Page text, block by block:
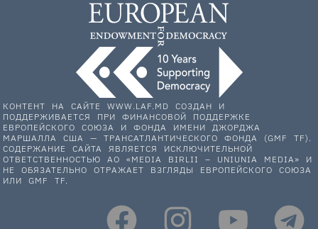
КОНТЕНТ НА САЙТЕ WWW.LAF.MD СОЗДАН И
ПОДДЕРЖИВАЕТСЯ ПРИ ФИНАНСОВОЙ ПОДДЕРЖКЕ
ЕВРОПЕЙСКОГО СОЮЗА И ФОНДА ИМЕНИ ДЖОРДЖА
МАРШАЛЛА США — ТРАНСАТЛАНТИЧЕСКОГО ФОНДА (GMF TF).
СОДЕРЖАНИЕ САЙТА ЯВЛЯЕТСЯ ИСКЛЮЧИТЕЛЬНОЙ
ОТВЕТСТВЕННОСТЬЮ АО «MEDIA BIRLII – UNIUNIA MEDIA» И
НЕ ОБЯЗАТЕЛЬНО ОТРАЖАЕТ ВЗГЛЯДЫ ЕВРОПЕЙСКОГО СОЮЗА
ИЛИ GMF TF.